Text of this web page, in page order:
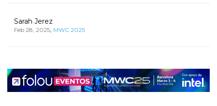
Sarah Jerez
Feb 28, 2025, MWC 2025